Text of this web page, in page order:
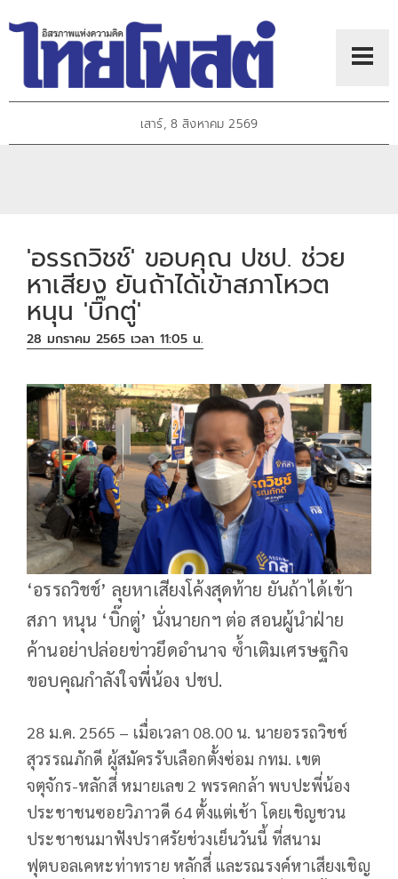
เสาร์, 8 สิงหาคม 2569
'อรรถวิชช์' ขอบคุณ ปชป. ช่วย
หาเสียง ยันถ้าได้เข้าสภาโหวต
หนุน 'บิ๊กตู่'
28 มกราคม 2565 เวลา 11:05 น.
‘อรรถวิชช์’ ลุยหาเสียงโค้งสุดท้าย ยันถ้าได้เข้า
สภา หนุน ‘บิ๊กตู่’ นั่งนายกฯ ต่อ สอนผู้นำฝ่าย
ค้านอย่าปล่อยข่าวยึดอำนาจ ซ้ำเติมเศรษฐกิจ
ขอบคุณกำลังใจพี่น้อง ปชป.
28 ม.ค. 2565 – เมื่อเวลา 08.00 น. นายอรรถวิชช์
สุวรรณภักดี ผู้สมัครรับเลือกตั้งซ่อม กทม. เขต
จตุจักร-หลักสี่ หมายเลข 2 พรรคกล้า พบปะพี่น้อง
ประชาชนซอยวิภาวดี 64 ตั้งแต่เช้า โดยเชิญชวน
ประชาชนมาฟังปราศรัยช่วงเย็นวันนี้ ที่สนาม
ฟุตบอลเคหะท่าทราย หลักสี่ และรณรงค์หาเสียงเชิญ